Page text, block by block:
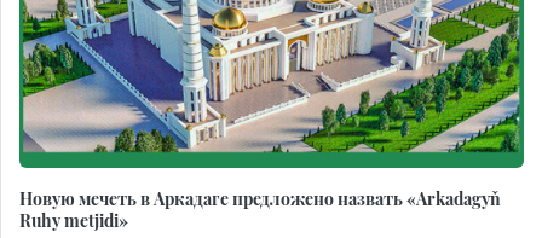
Новую мечеть в Аркадаге предложено назвать «Arkadagyň
Ruhy metjidi»